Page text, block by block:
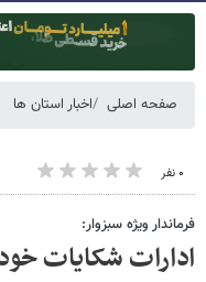
صفحه اصلی اخبار استان ها
۰ نفر
فرماندار ویژه سبزوار:
ادارات شکایات